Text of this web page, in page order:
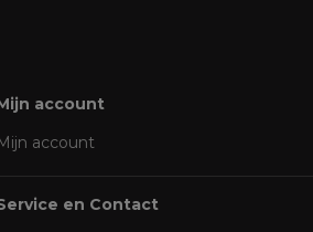
account
account
en Contact